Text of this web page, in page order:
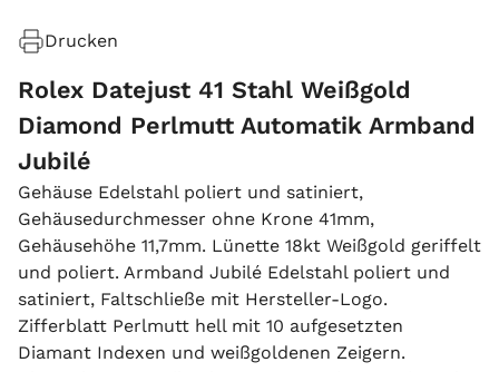
Drucken
Rolex Datejust 41 Stahl Weißgold
Diamond Perlmutt Automatik Armband
Jubilé
Gehäuse Edelstahl poliert und satiniert,
Gehäusedurchmesser ohne Krone 41mm,
Gehäusehöhe 11,7mm. Lünette 18kt Weißgold geriffelt
und poliert. Armband Jubilé Edelstahl poliert und
satiniert, Faltschließe mit Hersteller-Logo.
Zifferblatt Perlmutt hell mit 10 aufgesetzten
Diamant Indexen und weißgoldenen Zeigern.